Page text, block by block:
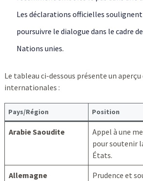
Les déclarations officielles
poursuivre le dialogue dans le cadre
Nations unies.
Le tableau ci-dessous présente un
internationales :
Pays/Région Position
Arabie Saoudite
Appel à une
pour soutenir
États.
Allemagne
Prudence et